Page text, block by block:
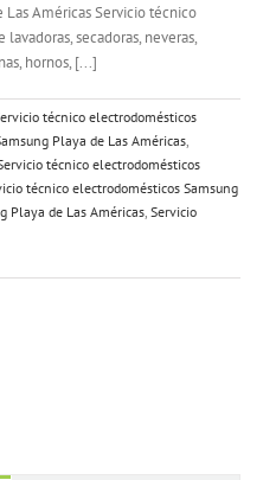
Américas Servicio técnico
secadoras, neveras,
hornos, [...]
técnico electrodomésticos
Playa de Las Américas
técnico electrodomésticos
técnico electrodomésticos Samsung
Playa de Las Américas Servicio